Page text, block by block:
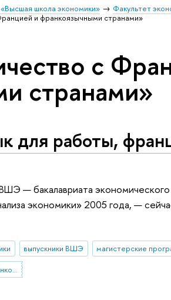
школа экономики» Факультет
и франкоязычными странами»
с
странами»
для работы,
— бакалавриата
экономики» 2005 года, —
выпускники ВШЭ магистерские
сотрудничество с Францией и франкоязычными странами